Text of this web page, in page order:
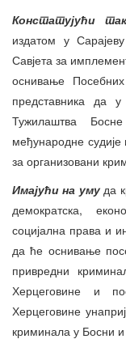
Констатујући
издатом у
Савјета за
оснивање
представника да
Тужилаштва
међународне
за организовани
Имајући на умуда
демократска,
социјална права и
да ће оснивање
привредни
Херцеговине и
Херцеговине
криминала у Босни